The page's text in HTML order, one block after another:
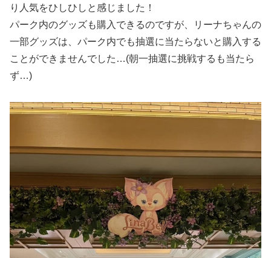
り人気をひしひしと感じました！
パーク内のグッズも購入できるのですが、リーナちゃんの
一部グッズは、パーク内でも抽選に当たらないと購入する
ことができませんでした…(朝一抽選に挑戦するも当たら
ず…)